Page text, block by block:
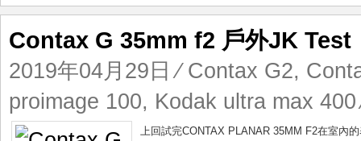
Contax G 35mm f2 戶外JK Test
2019年04月29日 ⁄ Contax G2,
proimage 100, Kodak ultra max 400
上回試完CONTAX PLANAR 35MM F2在室內